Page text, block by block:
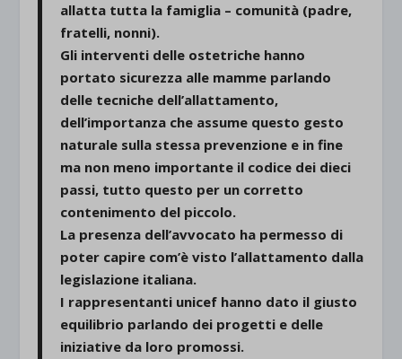
allatta tutta la famiglia – comunità (padre,
fratelli, nonni).
Gli interventi delle ostetriche hanno
portato sicurezza alle mamme parlando
delle tecniche dell’allattamento,
dell’importanza che assume questo gesto
naturale sulla stessa prevenzione e in fine
ma non meno importante il codice dei dieci
passi, tutto questo per un corretto
contenimento del piccolo.
La presenza dell’avvocato ha permesso di
poter capire com’è visto l’allattamento dalla
legislazione italiana.
I rappresentanti unicef hanno dato il giusto
equilibrio parlando dei progetti e delle
iniziative da loro promossi.